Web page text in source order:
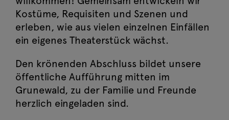
Kostüme, Requisiten und Szenen und
erleben, wie aus vielen einzelnen Einfällen
ein eigenes Theaterstück wächst.
Den krönenden Abschluss bildet unsere
öffentliche Aufführung mitten im
Grunewald, zu der Familie und Freunde
herzlich eingeladen sind.